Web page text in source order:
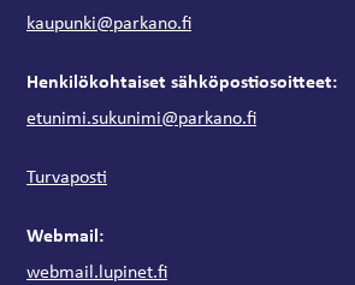
kaupunki@parkano.fi
Henkilökohtaiset sähköpostiosoitteet:
etunimi.sukunimi@parkano.fi
Turvaposti
Webmail:
webmail.lupinet.fi